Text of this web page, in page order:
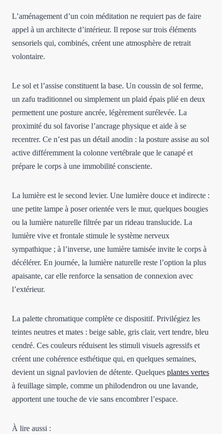
L’aménagement d’un coin méditation ne requiert pas de faire
appel à un architecte d’intérieur. Il repose sur trois éléments
sensoriels qui, combinés, créent une atmosphère de retrait
volontaire.
Le sol et l’assise constituent la base. Un coussin de sol ferme,
un zafu traditionnel ou simplement un plaid épais plié en deux
permettent une posture ancrée, légèrement surélevée. La
proximité du sol favorise l’ancrage physique et aide à se
recentrer. Ce n’est pas un détail anodin : la posture assise au sol
active différemment la colonne vertébrale que le canapé et
prépare le corps à une immobilité consciente.
La lumière est le second levier. Une lumière douce et indirecte :
une petite lampe à poser orientée vers le mur, quelques bougies
ou la lumière naturelle filtrée par un rideau translucide. La
lumière vive et frontale stimule le système nerveux
sympathique ; à l’inverse, une lumière tamisée invite le corps à
décélérer. En journée, la lumière naturelle reste l’option la plus
apaisante, car elle renforce la sensation de connexion avec
l’extérieur.
La palette chromatique complète ce dispositif. Privilégiez les
teintes neutres et mates : beige sable, gris clair, vert tendre, bleu
cendré. Ces couleurs réduisent les stimuli visuels agressifs et
créent une cohérence esthétique qui, en quelques semaines,
devient un signal pavlovien de détente. Quelques plantes vertes
à feuillage simple, comme un philodendron ou une lavande,
apportent une touche de vie sans encombrer l’espace.
À lire aussi :